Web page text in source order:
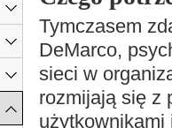
Tymczasem
DeMarco,
sieci w
rozmijają się z
użytkownikami